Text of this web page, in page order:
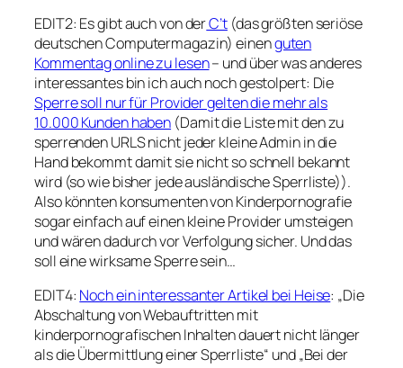
EDIT2: Es gibt auch von derC’t(das größten seriöse
deutschen Computermagazin) einenguten
Kommentag online zu lesen– und über was anderes
interessantes bin ich auch noch gestolpert: Die
Sperre soll nur für Provider gelten die mehr als
10.000 Kunden haben (Damit die Liste mit den zu
sperrenden URLS nicht jeder kleine Admin in die
Hand bekommt damit sie nicht so schnell bekannt
wird (so wie bisher jede ausländische Sperrliste)).
Also könnten konsumenten von Kinderpornografie
sogar einfach auf einen kleine Provider umsteigen
und wären dadurch vor Verfolgung sicher. Und das
soll eine wirksame Sperre sein…
EDIT4: Noch ein interessanter Artikel bei Heise: „Die
Abschaltung von Webauftritten mit
kinderpornografischen Inhalten dauert nicht länger
als die Übermittlung einer Sperrliste“ und „Bei der